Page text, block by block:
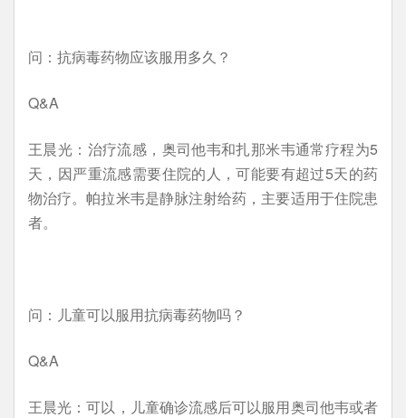
问：抗病毒药物应该服用多久？
Q&A
王晨光：治疗流感，奥司他韦和扎那米韦通常疗程为5
天，因严重流感需要住院的人，可能要有超过5天的药
物治疗。帕拉米韦是静脉注射给药，主要适用于住院患
者。
问：儿童可以服用抗病毒药物吗？
Q&A
王晨光：可以，儿童确诊流感后可以服用奥司他韦或者